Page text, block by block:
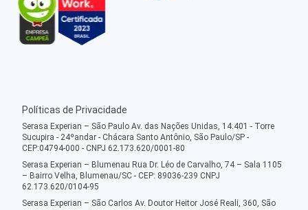
Políticas de Privacidade
Serasa Experian – São Paulo Av. das Nações Unidas, 14.401 - Torre
Sucupira - 24ºandar - Chácara Santo Antônio, São Paulo/SP -
CEP:04794-000 - CNPJ 62.173.620/0001-80
Serasa Experian – Blumenau Rua Dr. Léo de Carvalho, 74 – Sala 1105
– Bairro Velha, Blumenau/SC - CEP: 89036-239 CNPJ
62.173.620/0104-95
Serasa Experian – São Carlos Av. Doutor Heitor José Reali, 360, São